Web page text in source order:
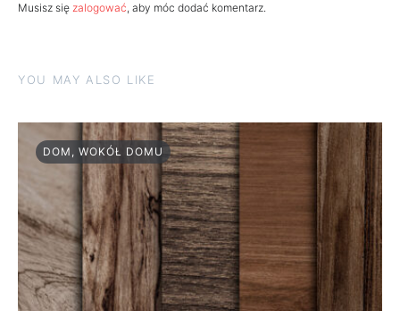
Musisz się zalogować, aby móc dodać komentarz.
YOU MAY ALSO LIKE
DOM, WOKÓŁ DOMU